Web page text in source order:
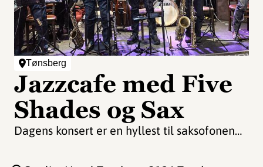
Tønsberg
Jazzcafe med Five
Shades og Sax
Dagens konsert er en hyllest til saksofonen…